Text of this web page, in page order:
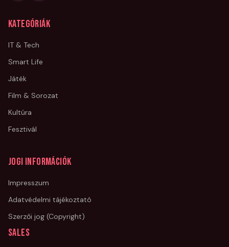
Kategóriák
IT & Tech
Smart Life
Játék
Film & Sorozat
Kultúra
Fesztivál
Jogi információk
Impresszum
Adatvédelmi tájékoztató
Szerzői jog (Copyright)
Sales